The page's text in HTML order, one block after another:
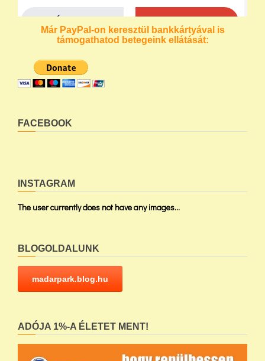
Már PayPal-on keresztül bankkártyával is
támogathatod betegeink ellátását:
FACEBOOK
INSTAGRAM
The user currently does not have any images...
BLOGOLDALUNK
madarpark.blog.hu
ADÓJA 1%-A ÉLETET MENT!